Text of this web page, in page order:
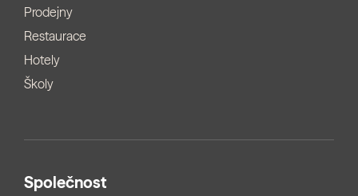
Prodejny
Restaurace
Hotely
Školy
Společnost